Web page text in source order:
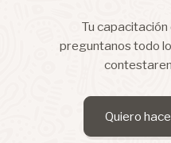
Tu
preguntanos todo
Quiero